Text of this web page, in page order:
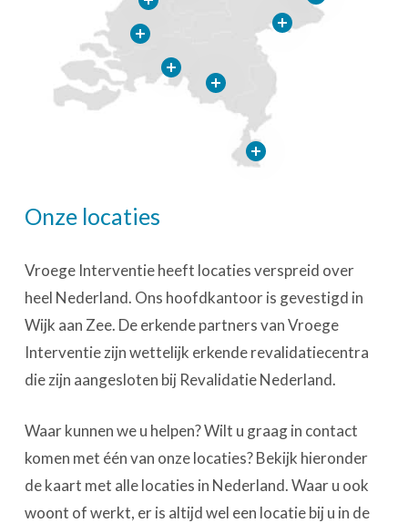
Onze locaties
Vroege Interventie heeft locaties verspreid over
heel Nederland. Ons hoofdkantoor is gevestigd in
Wijk aan Zee. De erkende partners van Vroege
Interventie zijn wettelijk erkende revalidatiecentra
die zijn aangesloten bij Revalidatie Nederland.
Waar kunnen we u helpen? Wilt u graag in contact
komen met één van onze locaties? Bekijk hieronder
de kaart met alle locaties in Nederland. Waar u ook
woont of werkt, er is altijd wel een locatie bij u in de